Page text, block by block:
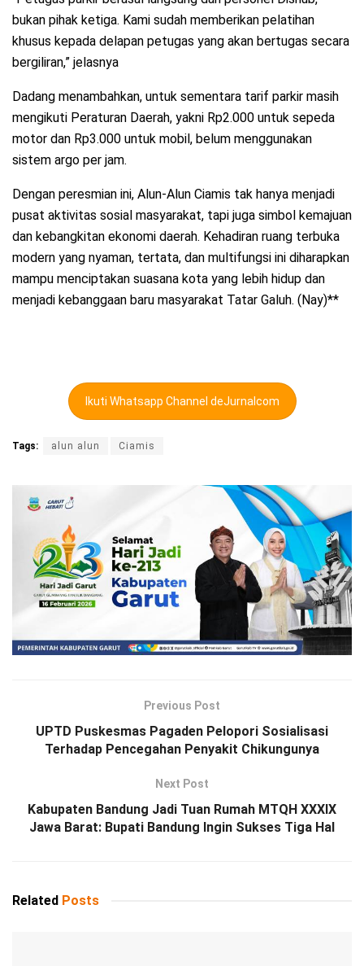
bukan pihak ketiga. Kami sudah memberikan pelatihan
khusus kepada delapan petugas yang akan bertugas secara
bergiliran,” jelasnya
Dadang menambahkan, untuk sementara tarif parkir masih
mengikuti Peraturan Daerah, yakni Rp2.000 untuk sepeda
motor dan Rp3.000 untuk mobil, belum menggunakan
sistem argo per jam.
Dengan peresmian ini, Alun-Alun Ciamis tak hanya menjadi
pusat aktivitas sosial masyarakat, tapi juga simbol kemajuan
dan kebangkitan ekonomi daerah. Kehadiran ruang terbuka
modern yang nyaman, tertata, dan multifungsi ini diharapkan
mampu menciptakan suasana kota yang lebih hidup dan
menjadi kebanggaan baru masyarakat Tatar Galuh. (Nay)**
Ikuti Whatsapp Channel deJurnalcom
Tags: alun alun Ciamis
Previous Post
UPTD Puskesmas Pagaden Pelopori Sosialisasi
Terhadap Pencegahan Penyakit Chikungunya
Next Post
Kabupaten Bandung Jadi Tuan Rumah MTQH XXXIX
Jawa Barat: Bupati Bandung Ingin Sukses Tiga Hal
Related Posts